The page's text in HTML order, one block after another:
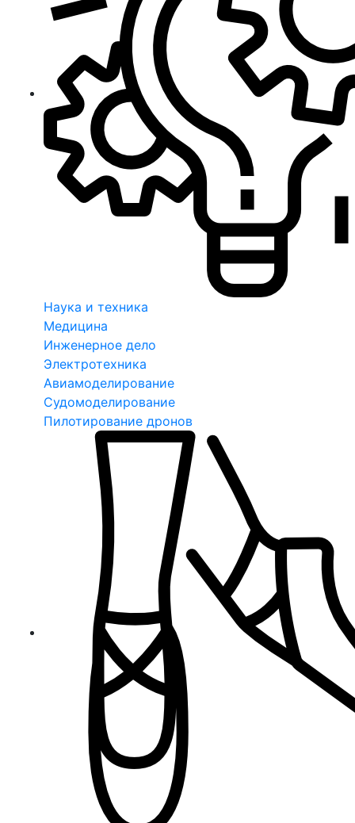
Наука и техника
Медицина
Инженерное дело
Электротехника
Авиамоделирование
Судомоделирование
Пилотирование дронов